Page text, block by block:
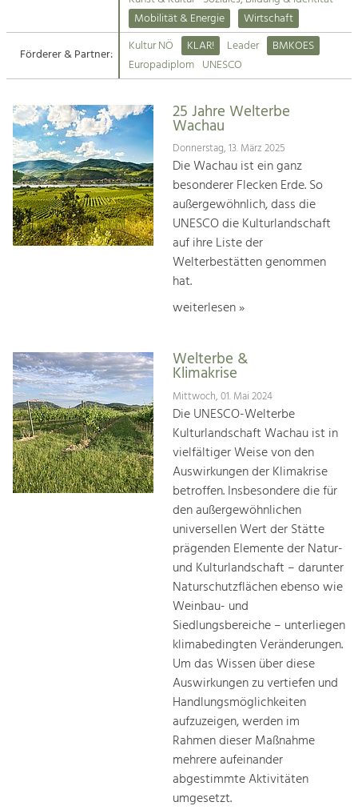
Suche
Impressum
Kontakt
Tourismus
Angebotsentwicklung und
Kunst & Kultur
Handwerk, Wissenschaft und Forschung.
Soziales, Bildung &
Identität
Gleichberechtigung, Jugend und
Integration
Mobilität & Energie
Klimawandel, öffentlicher Verkehr und
Mobilität & Energie
Wirtschaft
Förderer & Partner:
Kultur NÖ KLAR! Leader
BMKOES
Europadiplom UNESCO
25 Jahre Welterbe
Wachau
Donnerstag, 13. März 2025
Die Wachau ist ein ganz
besonderer Flecken Erde. So
außergewöhnlich, dass die
UNESCO die Kulturlandschaft
auf ihre Liste der
Welterbestätten genommen
hat.
weiterlesen »
Welterbe &
Klimakrise
Mittwoch, 01. Mai 2024
Die UNESCO-Welterbe
Kulturlandschaft Wachau ist in
vielfältiger Weise von den
Auswirkungen der Klimakrise
betroffen. Insbesondere die für
den außergewöhnlichen
universellen Wert der Stätte
prägenden Elemente der Natur-
und Kulturlandschaft – darunter
Naturschutzflächen ebenso wie
Weinbau- und
Siedlungsbereiche – unterliegen
klimabedingten Veränderungen.
Um das Wissen über diese
Auswirkungen zu vertiefen und
Handlungsmöglichkeiten
aufzuzeigen, werden im
Rahmen dieser Maßnahme
mehrere aufeinander
abgestimmte Aktivitäten
umgesetzt.